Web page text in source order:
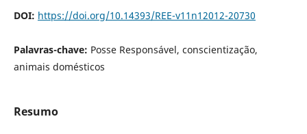
DOI: https://doi.org/10.14393/REE-v11n12012-20730
Palavras-chave: Posse Responsável, conscientização,
animais domésticos
Resumo